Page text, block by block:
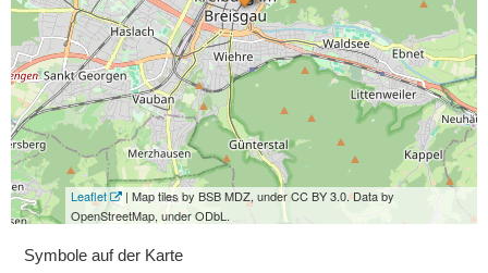
Leaflet
| Map tiles by BSB MDZ, under CC BY 3.0. Data by
OpenStreetMap, under ODbL.
Symbole auf der Karte